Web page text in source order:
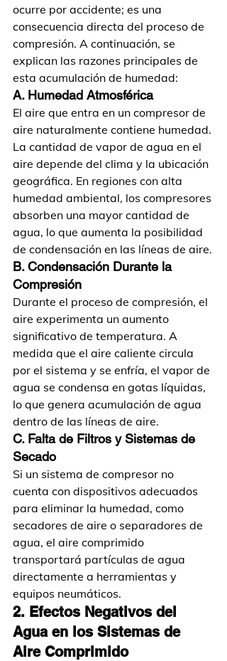
ocurre por accidente; es una
consecuencia directa del proceso de
compresión. A continuación, se
explican las razones principales de
esta acumulación de humedad:
A. Humedad Atmosférica
El aire que entra en un compresor de
aire naturalmente contiene humedad.
La cantidad de vapor de agua en el
aire depende del clima y la ubicación
geográfica. En regiones con alta
humedad ambiental, los compresores
absorben una mayor cantidad de
agua, lo que aumenta la posibilidad
de condensación en las líneas de aire.
B. Condensación Durante la
Compresión
Durante el proceso de compresión, el
aire experimenta un aumento
significativo de temperatura. A
medida que el aire caliente circula
por el sistema y se enfría, el vapor de
agua se condensa en gotas líquidas,
lo que genera acumulación de agua
dentro de las líneas de aire.
C. Falta de Filtros y Sistemas de
Secado
Si un sistema de compresor no
cuenta con dispositivos adecuados
para eliminar la humedad, como
secadores de aire o separadores de
agua, el aire comprimido
transportará partículas de agua
directamente a herramientas y
equipos neumáticos.
2. Efectos Negativos del
Agua en los Sistemas de
Aire Comprimido